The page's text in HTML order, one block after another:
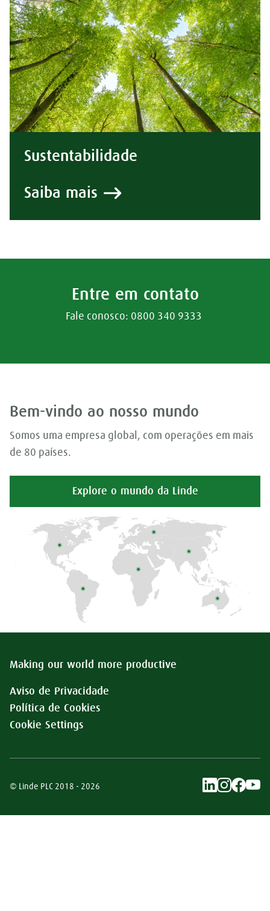
Sustentabilidade
Saiba mais
Entre em contato
Fale conosco: 0800 340 9333
Bem-vindo ao nosso mundo
Somos uma empresa global, com operações em mais
de 80 países.
Explore o mundo da Linde
Making our world more productive
Aviso de Privacidade
Política de Cookies
Cookie Settings
© Linde PLC 2018 - 2026